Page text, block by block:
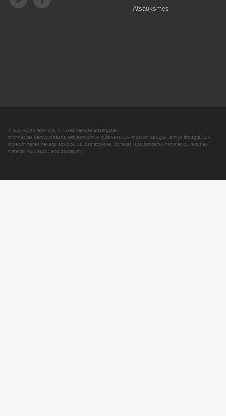
Atsauksmes
© 2007–2018 Iepirkumi.lv. Visas tiesības aizsargātas.
Informācijas pārpublicēšana bez iepirkumi.lv īpašnieka SIA Imperum atļaujas, stingri aizliegta. SIA
Imperum nenes nekādu atbildību, ja, pamatojoties uz mājas lapā atrodamo informāciju, radušies
materiāli vai citāda veida zaudējumi.